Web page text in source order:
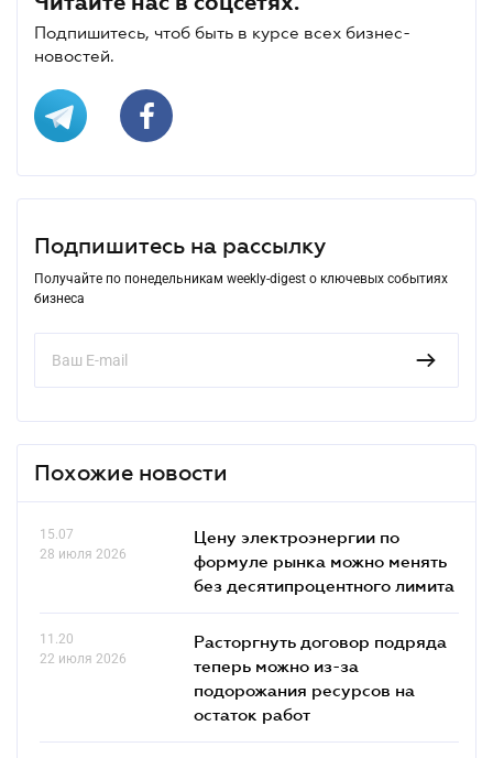
Подпишитесь, чтоб быть в курсе всех бизнес-
новостей.
Подпишитесь на рассылку
Получайте по понедельникам weekly-digest о ключевых событиях
бизнеса
Похожие новости
15.07
28 июля 2026
Цену электроэнергии по
формуле рынка можно менять
без десятипроцентного лимита
11.20
22 июля 2026
Расторгнуть договор подряда
теперь можно из-за
подорожания ресурсов на
остаток работ